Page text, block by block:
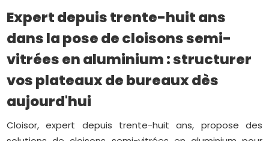
Expert depuis trente-huit ans
dans la pose de cloisons semi-
vitrées en aluminium : structurer
vos plateaux de bureaux dès
aujourd'hui
Cloisor, expert depuis trente-huit ans, propose des